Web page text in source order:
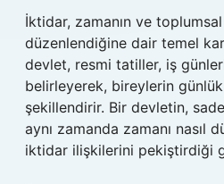
İktidar, zamanın ve toplumsal
düzenlendiğine dair temel
devlet, resmi tatiller, iş
belirleyerek, bireylerin günlük
şekillendirir. Bir devletin,
aynı zamanda zamanı nasıl
iktidar ilişkilerini pekiştirdiği